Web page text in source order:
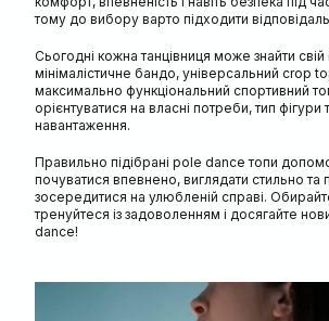
тому до вибору варто підходити
Сьогодні кожна танцівниця може знайти свій
мінімалістичне бандо, універсальний crop
максимально функціональний спортивний
орієнтуватися на власні потреби, тип фігури
навантаження.
Правильно підібрані pole dance топи
почуватися впевнено, виглядати стильно та
зосередитися на улюбленій справі.
тренуйтеся із задоволенням і досягайте
dance!